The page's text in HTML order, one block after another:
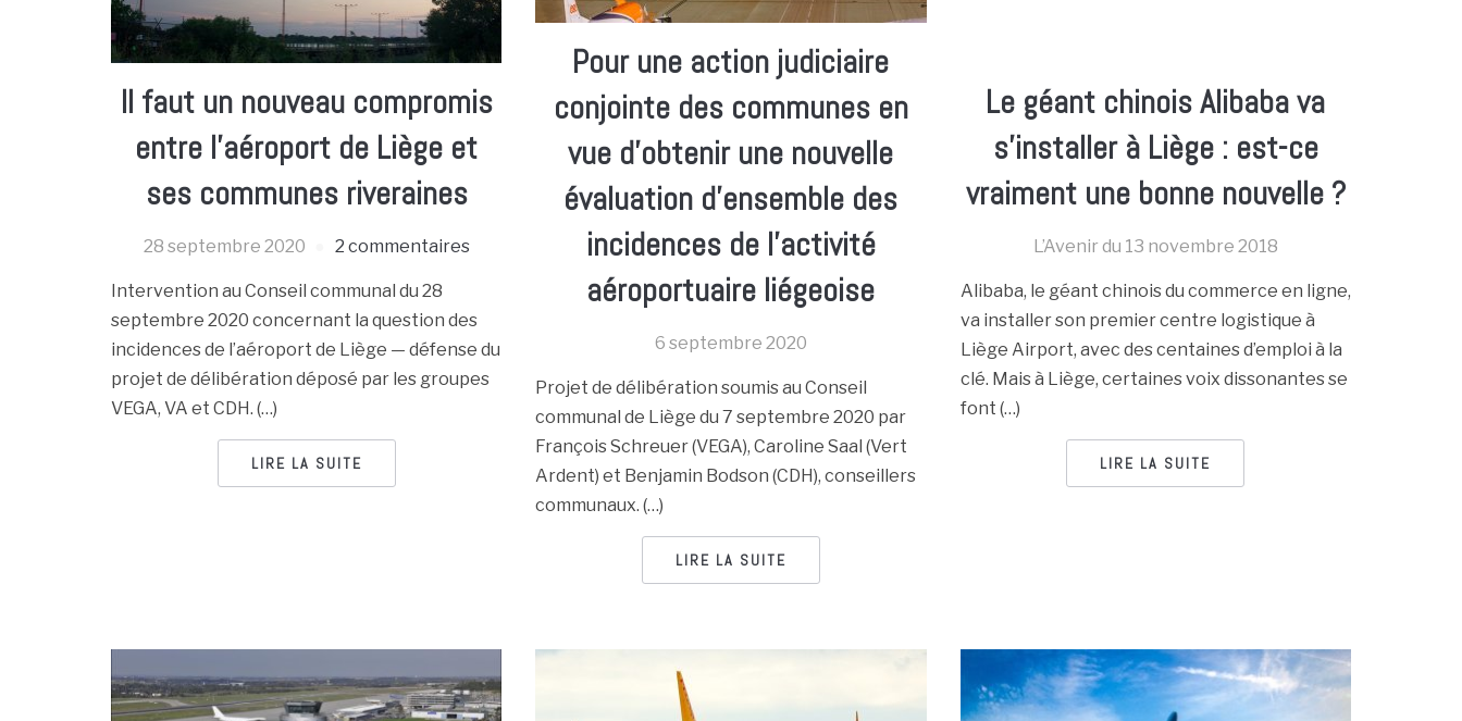
Il faut un nouveau compromis
entre l’aéroport de Liège et
ses communes riveraines
28 septembre 2020 2 commentaires
Intervention au Conseil communal du 28
septembre 2020 concernant la question des
incidences de l’aéroport de Liège — défense du
projet de délibération déposé par les groupes
VEGA, VA et CDH. (…)
LIRE LA SUITE
Pour une action judiciaire
conjointe des communes en
vue d’obtenir une nouvelle
évaluation d’ensemble des
incidences de l’activité
aéroportuaire liégeoise
6 septembre 2020
Projet de délibération soumis au Conseil
communal de Liège du 7 septembre 2020 par
François Schreuer (VEGA), Caroline Saal (Vert
Ardent) et Benjamin Bodson (CDH), conseillers
communaux. (…)
LIRE LA SUITE
Le géant chinois Alibaba va
s’installer à Liège : est-ce
vraiment une bonne nouvelle ?
L’Avenir du 13 novembre 2018
Alibaba, le géant chinois du commerce en ligne,
va installer son premier centre logistique à
Liège Airport, avec des centaines d’emploi à la
clé. Mais à Liège, certaines voix dissonantes se
font (…)
LIRE LA SUITE